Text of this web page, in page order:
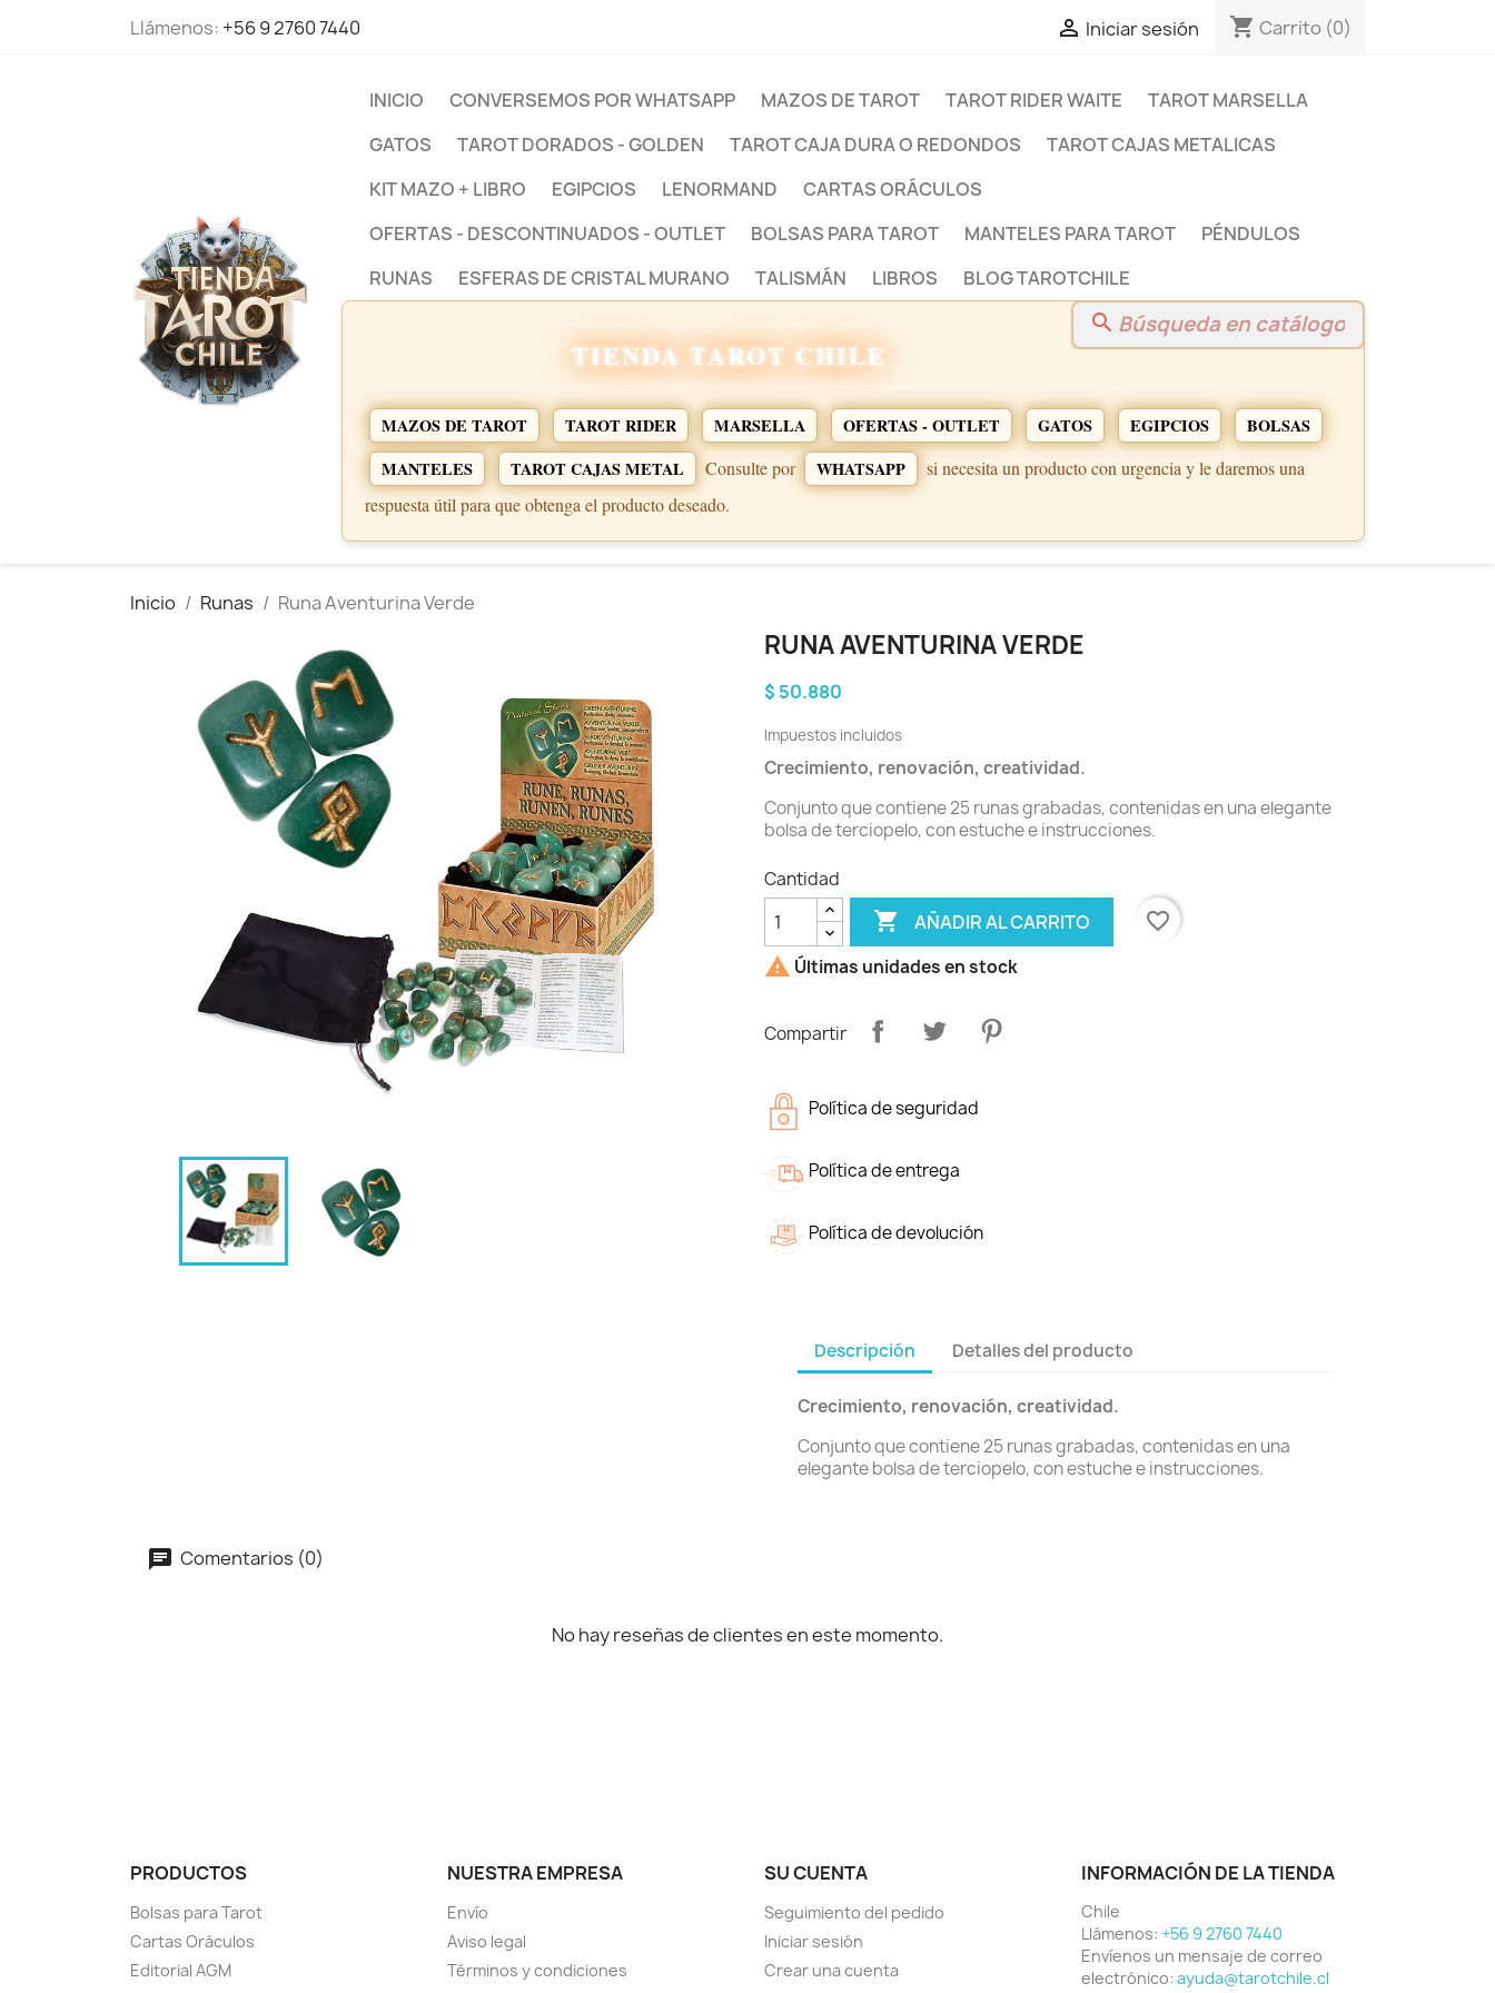
Llámenos: +56 9 2760 7440  Iniciar sesión shopping_cart Carrito (0)
INICIO CONVERSEMOS POR WHATSAPP MAZOS DE TAROT TAROT RIDER WAITE
TAROT MARSELLA
GATOS
TAROT DORADOS - GOLDEN TAROT CAJA DURA O REDONDOS
TAROT CAJAS METALICAS
KIT MAZO + LIBRO
EGIPCIOS LENORMAND
CARTAS ORÁCULOS
OFERTAS - DESCONTINUADOS - OUTLET
BOLSAS PARA TAROT MANTELES PARA TAROT
PÉNDULOS
RUNAS
ESFERAS DE CRISTAL MURANO TALISMÁN LIBROS BLOG TAROTCHILE
search
TIENDA TAROT CHILE
MAZOS DE TAROT TAROT RIDER MARSELLA OFERTAS - OUTLET GATOS EGIPCIOS
BOLSAS
MANTELES
TAROT CAJAS METAL Consulte por WHATSAPP
si necesita un producto con urgencia y le daremos una
respuesta útil para que obtenga el producto deseado.
Inicio Runas Runa Aventurina Verde
RUNA AVENTURINA VERDE
$ 50.880
Impuestos incluidos
Crecimiento, renovación, creatividad.
Conjunto que contiene 25 runas grabadas, contenidas en una elegante
bolsa de terciopelo, con estuche e instrucciones.
Cantidad
 AÑADIR AL CARRITO
favorite_border
 Últimas unidades en stock
Compartir
Política de seguridad
Política de entrega
Política de devolución
Descripción Detalles del producto
Crecimiento, renovación, creatividad.
Conjunto que contiene 25 runas grabadas, contenidas en una
elegante bolsa de terciopelo, con estuche e instrucciones.
Comentarios (0)
No hay reseñas de clientes en este momento.
PRODUCTOS
Bolsas para Tarot
Cartas Oráculos
Editorial AGM
NUESTRA EMPRESA
Envío
Aviso legal
Términos y condiciones
SU CUENTA
Seguimiento del pedido
Iniciar sesión
Crear una cuenta
INFORMACIÓN DE LA TIENDA
Chile
Llámenos: +56 9 2760 7440
Envíenos un mensaje de correo
electrónico: ayuda@tarotchile.cl